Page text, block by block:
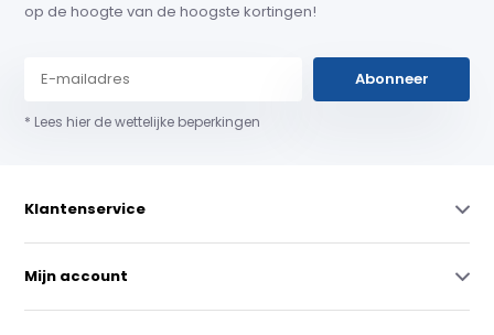
op de hoogte van de hoogste kortingen!
Abonneer
* Lees hier de wettelijke beperkingen
Klantenservice
Mijn account